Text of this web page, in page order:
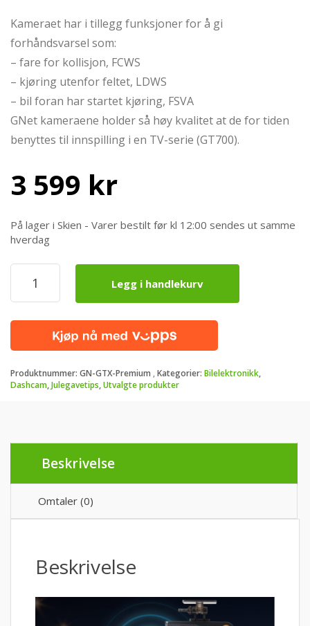
Kameraet har i tillegg funksjoner for å gi
forhåndsvarsel som:
– fare for kollisjon, FCWS
– kjøring utenfor feltet, LDWS
– bil foran har startet kjøring, FSVA
GNet kameraene holder så høy kvalitet at de for tiden
benyttes til innspilling i en TV-serie (GT700).
3 599 kr
På lager i Skien - Varer bestilt før kl 12:00 sendes ut samme
hverdag
GNet
Premium
Dashcam
oversikt
–
antall
Legg i handlekurv
Produktnummer: GN-GTX-Premium Kategorier: Bilelektronikk,
Dashcam,Julegavetips,Utvalgte produkter
Beskrivelse
Omtaler (0)
Beskrivelse